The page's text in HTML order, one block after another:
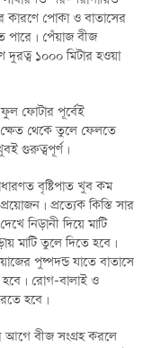
কারণে পোকা ও বাতাসের
পারে। পেঁয়াজ বীজ
দুরত্ব ১০০০ মিটার হওয়া
ফোটার পূর্বেই
ক্ষেত থেকে তুলে ফেলতে
গুরুত্বপূর্ণ।
বৃষ্টিপাত খুব কম
প্রত্যেক কিস্তি সার
নিড়ানী দিয়ে মাটি
মাটি তুলে দিতে হবে।
পুষ্পদন্ড যাতে বাতাসে
হবে। রোগ-বালাই ও
হবে।
আগে বীজ সংগ্রহ করলে